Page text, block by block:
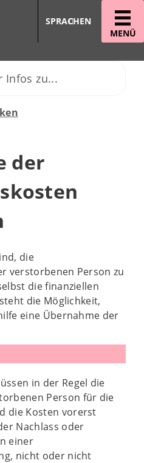
MENÜ
SPRACHEN
der
die
verstorbenen Person zu
die finanziellen
die Möglichkeit,
eine Übernahme der
in der Regel die
Person für die
die Kosten vorerst
Nachlass oder
einer
nicht oder nicht